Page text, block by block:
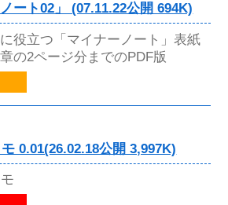
ート02」 (07.11.22公開 694K)
役立つ「マイナーノート」表紙
の2ページ分までのPDF版
0.01(26.02.18公開 3,997K)